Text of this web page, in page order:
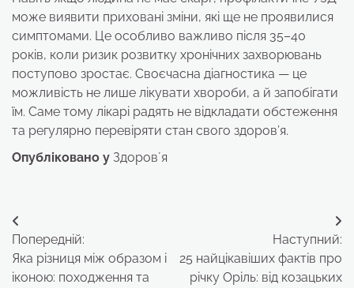
може виявити приховані зміни, які ще не проявилися
симптомами. Це особливо важливо після 35–40
років, коли ризик розвитку хронічних захворювань
поступово зростає. Своєчасна діагностика — це
можливість не лише лікувати хвороби, а й запобігати
їм. Саме тому лікарі радять не відкладати обстеження
та регулярно перевіряти стан свого здоров’я.
Опубліковано у Здоровʼя
Навігація
записів
Попередній:
Яка різниця між образом і
іконою: походження та
Наступний:
25 найцікавіших фактів про
річку Оріль: від козацьких